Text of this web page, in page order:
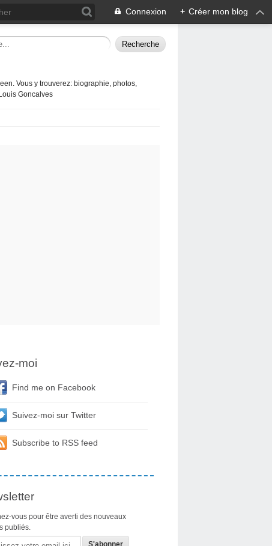
Connexion + Créer mon blog
Vous y trouverez: biographie, photos,
Goncalves
moi
Find me on Facebook
Suivez-moi sur Twitter
Subscribe to RSS feed
vous pour être averti des nouveaux
publiés.